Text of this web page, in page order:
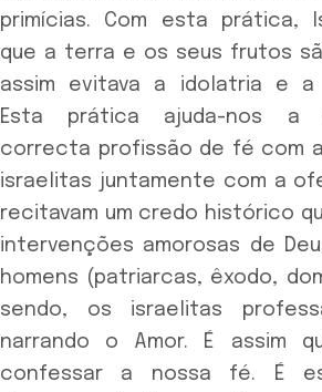
primícias. Com esta prática,
que a terra e os seus frutos
assim evitava a idolatria e a
Esta prática ajuda-nos a
correcta profissão de fé com
israelitas juntamente com a
recitavam um credo histórico
intervenções amorosas de
homens (patriarcas, êxodo,
sendo, os israelitas
narrando o Amor. É assim
confessar a nossa fé. É